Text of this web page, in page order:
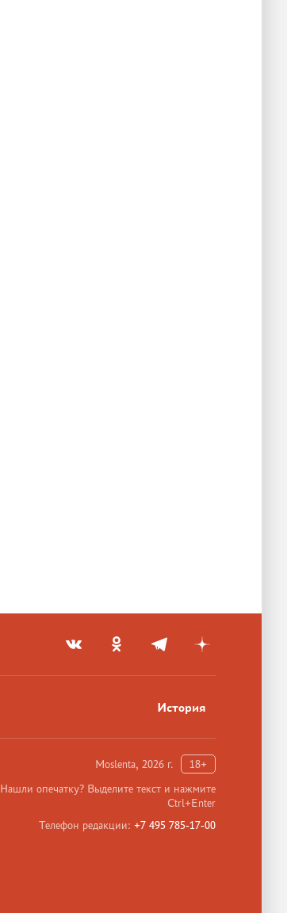
История
Moslenta, 2026 г.
18+
Нашли опечатку? Выделите текст и нажмите
Ctrl+Enter
Телефон редакции: +7 495 785-17-00